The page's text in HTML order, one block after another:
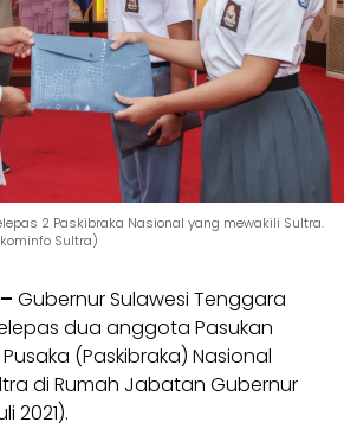
2 Paskibraka Nasional yang mewakili Sultra.
Sultra)
Gubernur Sulawesi Tenggara
dua anggota Pasukan
(Paskibraka) Nasional
di Rumah Jabatan Gubernur
2021).